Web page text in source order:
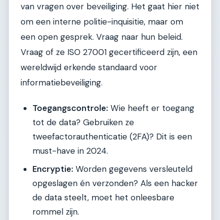
van vragen over beveiliging. Het gaat hier niet
om een interne politie-inquisitie, maar om
een open gesprek. Vraag naar hun beleid.
Vraag of ze ISO 27001 gecertificeerd zijn, een
wereldwijd erkende standaard voor
informatiebeveiliging.
Toegangscontrole: Wie heeft er toegang
tot de data? Gebruiken ze
tweefactorauthenticatie (2FA)? Dit is een
must-have in 2024.
Encryptie: Worden gegevens versleuteld
opgeslagen én verzonden? Als een hacker
de data steelt, moet het onleesbare
rommel zijn.